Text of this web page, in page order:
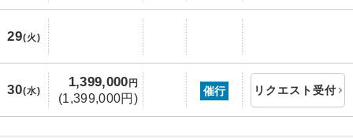
29(火)
30(水)
1,399,000 円
(1,399,000円)
催行 リクエスト受付